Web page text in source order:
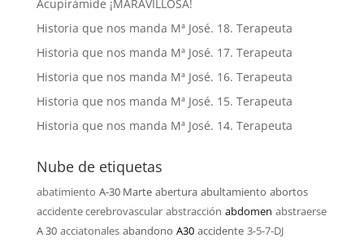
Acupirámide ¡MARAVILLOSA!
Historia que nos manda Mª José. 18. Terapeuta
Historia que nos manda Mª José. 17. Terapeuta
Historia que nos manda Mª José. 16. Terapeuta
Historia que nos manda Mª José. 15. Terapeuta
Historia que nos manda Mª José. 14. Terapeuta
Nube de etiquetas
abatimiento A-30 Marte abertura abultamiento abortos
accidente cerebrovascular abstracción abdomen abstraerse
A 30 acciatonales abandono A30 accidente 3-5-7-DJ